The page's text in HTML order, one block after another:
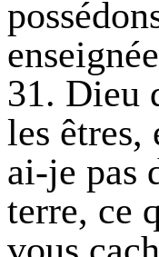
31. Dieu
les
ai-je pas
terre, ce